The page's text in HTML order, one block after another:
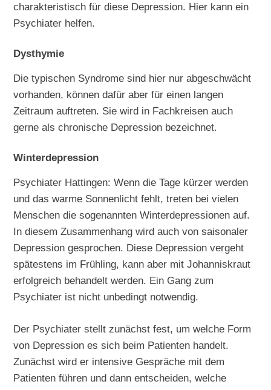
charakteristisch für diese Depression. Hier kann ein
Psychiater helfen.
Dysthymie
Die typischen Syndrome sind hier nur abgeschwächt
vorhanden, können dafür aber für einen langen
Zeitraum auftreten. Sie wird in Fachkreisen auch
gerne als chronische Depression bezeichnet.
Winterdepression
Psychiater Hattingen: Wenn die Tage kürzer werden
und das warme Sonnenlicht fehlt, treten bei vielen
Menschen die sogenannten Winterdepressionen auf.
In diesem Zusammenhang wird auch von saisonaler
Depression gesprochen. Diese Depression vergeht
spätestens im Frühling, kann aber mit Johanniskraut
erfolgreich behandelt werden. Ein Gang zum
Psychiater ist nicht unbedingt notwendig.
Der Psychiater stellt zunächst fest, um welche Form
von Depression es sich beim Patienten handelt.
Zunächst wird er intensive Gespräche mit dem
Patienten führen und dann entscheiden, welche